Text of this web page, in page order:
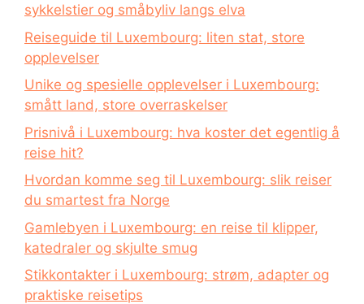
sykkelstier og småbyliv langs elva
Reiseguide til Luxembourg: liten stat, store
opplevelser
Unike og spesielle opplevelser i Luxembourg:
smått land, store overraskelser
Prisnivå i Luxembourg: hva koster det egentlig å
reise hit?
Hvordan komme seg til Luxembourg: slik reiser
du smartest fra Norge
Gamlebyen i Luxembourg: en reise til klipper,
katedraler og skjulte smug
Stikkontakter i Luxembourg: strøm, adapter og
praktiske reisetips